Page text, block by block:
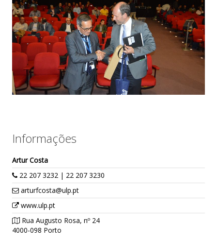
Informações
Artur Costa
22 207 3232 | 22 207 3230
arturfcosta@ulp.pt
www.ulp.pt
Rua Augusto Rosa, nº 24
4000-098 Porto